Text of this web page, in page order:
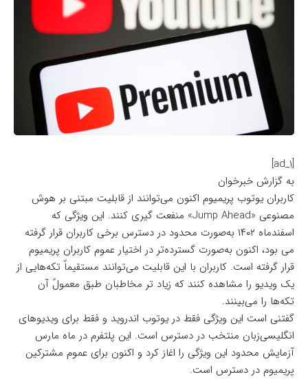
[ad_1]
به گزارش خبرخوان
کاربران یوتوب پریمیوم اکنون می‌توانند از قابلیت مبتنی بر هوش
مصنوعی «Jump Ahead» منفعت گیری کنند. این ویژگی که
اسفندماه ۱۴۰۲ به‌صورت محدود در دسترس برخی کاربران قرار گرفته
می بود، اکنون به‌صورت گسترده‌تر در اختیار عموم کاربران پریمیوم
قرار گرفته است. کاربران با این قابلیت می‌توانند مستقیماً تکه‌هایی از
یک ویدیو را مشاهده کنند که زیاد تر مخاطبان طبق معمولً آن
تکه‌ها را می‌بینند.
گفتنی است این ویژگی فقط در یوتوب اندروید و فقط برای ویدیوهای
انگلیسی‌زبان منتخب در دسترس است. این پلتفرم در ماه مارس
آزمایش محدود این ویژگی را اغاز کرد و اکنون برای عموم مشترکین
پریمیوم در دسترس است.